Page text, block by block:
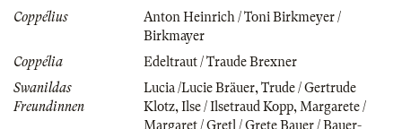
Coppélius
Anton Heinrich / Toni Birkmeyer /
Birkmayer
Coppélia
Edeltraut / Traude Brexner
Swanildas
Freundinnen
Lucia /Lucie Bräuer, Trude / Gertrude
Klotz, Ilse / Ilsetraud Kopp, Margarete /
Margaret / Gretl / Grete Bauer / Bauer-